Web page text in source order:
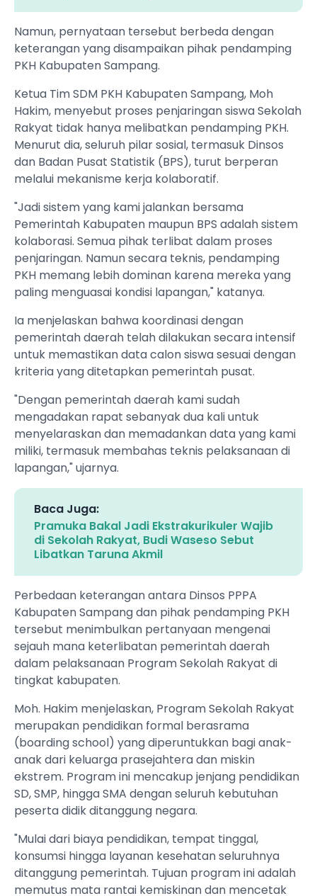
Namun, pernyataan tersebut berbeda dengan
keterangan yang disampaikan pihak pendamping
PKH Kabupaten Sampang.
Ketua Tim SDM PKH Kabupaten Sampang, Moh
Hakim, menyebut proses penjaringan siswa Sekolah
Rakyat tidak hanya melibatkan pendamping PKH.
Menurut dia, seluruh pilar sosial, termasuk Dinsos
dan Badan Pusat Statistik (BPS), turut berperan
melalui mekanisme kerja kolaboratif.
"Jadi sistem yang kami jalankan bersama
Pemerintah Kabupaten maupun BPS adalah sistem
kolaborasi. Semua pihak terlibat dalam proses
penjaringan. Namun secara teknis, pendamping
PKH memang lebih dominan karena mereka yang
paling menguasai kondisi lapangan," katanya.
Ia menjelaskan bahwa koordinasi dengan
pemerintah daerah telah dilakukan secara intensif
untuk memastikan data calon siswa sesuai dengan
kriteria yang ditetapkan pemerintah pusat.
"Dengan pemerintah daerah kami sudah
mengadakan rapat sebanyak dua kali untuk
menyelaraskan dan memadankan data yang kami
miliki, termasuk membahas teknis pelaksanaan di
lapangan," ujarnya.
Baca Juga:
Pramuka Bakal Jadi Ekstrakurikuler Wajib
di Sekolah Rakyat, Budi Waseso Sebut
Libatkan Taruna Akmil
Perbedaan keterangan antara Dinsos PPPA
Kabupaten Sampang dan pihak pendamping PKH
tersebut menimbulkan pertanyaan mengenai
sejauh mana keterlibatan pemerintah daerah
dalam pelaksanaan Program Sekolah Rakyat di
tingkat kabupaten.
Moh. Hakim menjelaskan, Program Sekolah Rakyat
merupakan pendidikan formal berasrama
(boarding school) yang diperuntukkan bagi anak-
anak dari keluarga prasejahtera dan miskin
ekstrem. Program ini mencakup jenjang pendidikan
SD, SMP, hingga SMA dengan seluruh kebutuhan
peserta didik ditanggung negara.
"Mulai dari biaya pendidikan, tempat tinggal,
konsumsi hingga layanan kesehatan seluruhnya
ditanggung pemerintah. Tujuan program ini adalah
memutus mata rantai kemiskinan dan mencetak